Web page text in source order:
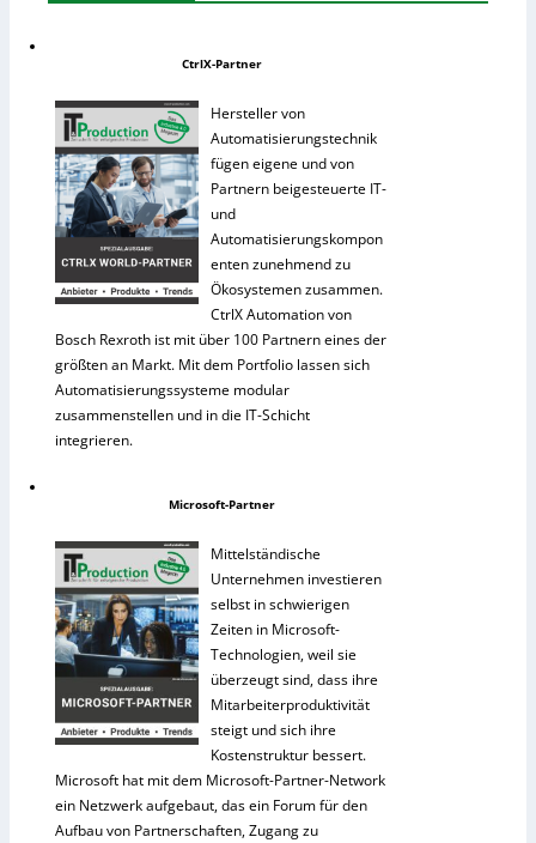
CtrlX-Partner
Hersteller von
Automatisierungstechnik
fügen eigene und von
Partnern beigesteuerte IT-
und
Automatisierungskompon
enten zunehmend zu
Ökosystemen zusammen.
CtrlX Automation von
Bosch Rexroth ist mit über 100 Partnern eines der
größten an Markt. Mit dem Portfolio lassen sich
Automatisierungssysteme modular
zusammenstellen und in die IT-Schicht
integrieren.
Microsoft-Partner
Mittelständische
Unternehmen investieren
selbst in schwierigen
Zeiten in Microsoft-
Technologien, weil sie
überzeugt sind, dass ihre
Mitarbeiterproduktivität
steigt und sich ihre
Kostenstruktur bessert.
Microsoft hat mit dem Microsoft-Partner-Network
ein Netzwerk aufgebaut, das ein Forum für den
Aufbau von Partnerschaften, Zugang zu